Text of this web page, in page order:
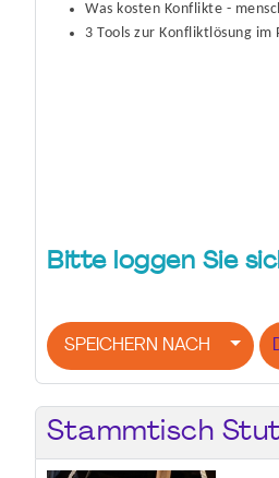
Was kosten Konflikte -
3 Tools zur Konfliktlösung
Bitte loggen Sie
SPEICHERN NACH
Stammtisch